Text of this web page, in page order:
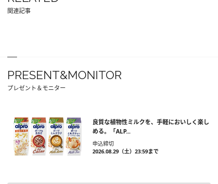
関連記事
PRESENT&MONITOR
プレゼント＆モニター
良質な植物性ミルクを、手軽においしく楽し
める。「ALP...
申込締切
2026.08.29（土）23:59まで